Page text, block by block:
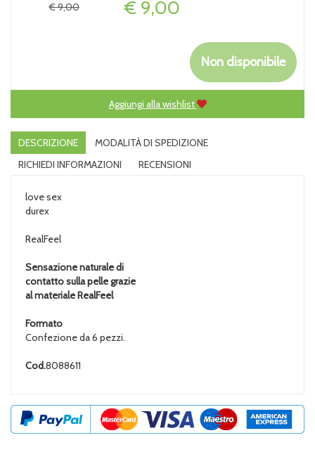
Prezzo
€ 9,00
€ 9,00
Non disponibile
Aggiungi alla wishlist
DESCRIZIONE
MODALITÀ DI SPEDIZIONE
RICHIEDI INFORMAZIONI
RECENSIONI
love sex
durex
RealFeel
Sensazione naturale di
contatto sulla pelle grazie
al materiale RealFeel
Formato
Confezione da 6 pezzi.
Cod.8088611